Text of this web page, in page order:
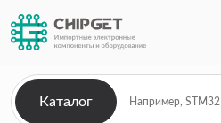
Каталог